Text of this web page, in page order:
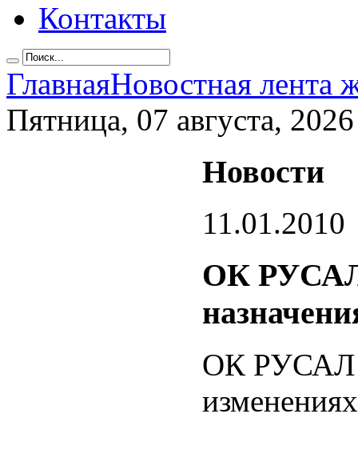
Контакты
ГлавнаяНовостная лента
Пятница, 07 августа, 2026
Новости
11.01.2010
ОК РУСАЛ
ОК РУСАЛ